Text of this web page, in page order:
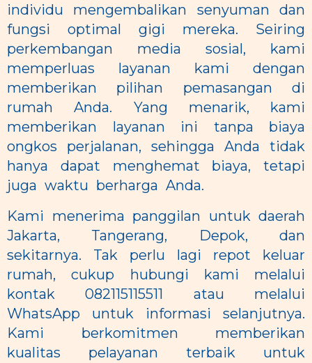
individu mengembalikan senyuman dan
fungsi optimal gigi mereka. Seiring
perkembangan media sosial, kami
memperluas layanan kami dengan
memberikan pilihan pemasangan di
rumah Anda. Yang menarik, kami
memberikan layanan ini tanpa biaya
ongkos perjalanan, sehingga Anda tidak
hanya dapat menghemat biaya, tetapi
juga waktu berharga Anda.
Kami menerima panggilan untuk daerah
Jakarta, Tangerang, Depok, dan
sekitarnya. Tak perlu lagi repot keluar
rumah, cukup hubungi kami melalui
kontak 082115115511 atau melalui
WhatsApp untuk informasi selanjutnya.
Kami berkomitmen memberikan
kualitas pelayanan terbaik untuk